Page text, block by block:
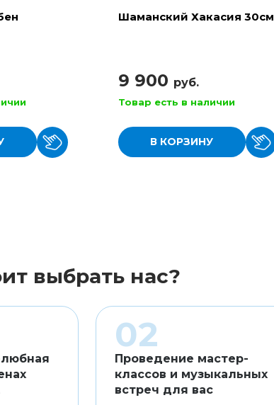
Шаманский Хакасия 30см
9 900 руб.
Товар есть в наличии
В КОРЗИНУ
выбрать нас?
Проведение мастер-
классов и музыкальных
встреч для вас